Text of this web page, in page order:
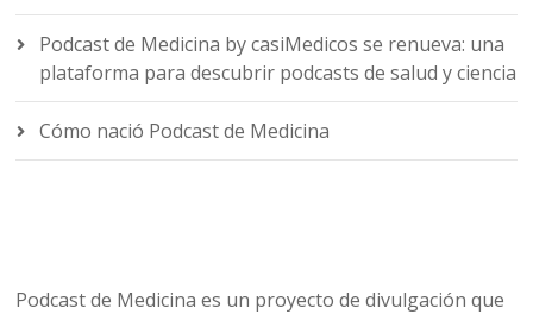
Podcast de Medicina by casiMedicos se renueva: una
plataforma para descubrir podcasts de salud y ciencia
Cómo nació Podcast de Medicina
Podcast de Medicina es un proyecto de divulgación que